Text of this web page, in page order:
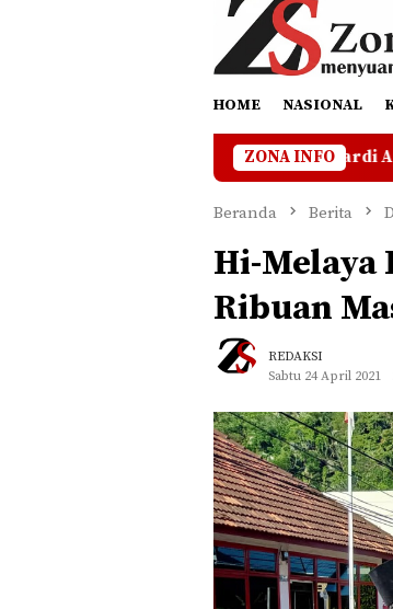
HOME NASIONAL
ZONA INFO
Zuhardi Apresiasi Kehadiran Pekerja
Beranda Berita
Hi-Melaya
Ribuan
REDAKSI
Sabtu 24 April 2021